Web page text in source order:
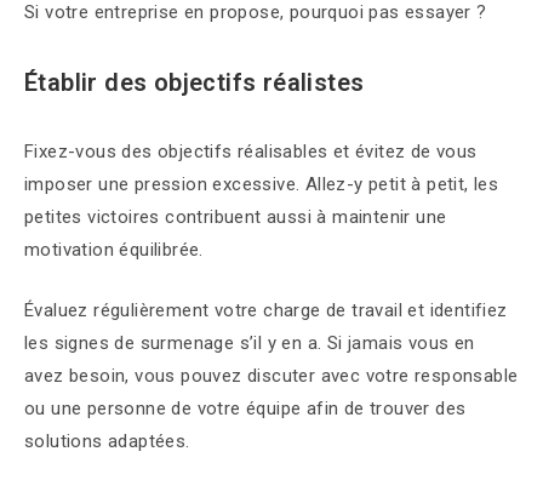
Si votre entreprise en propose, pourquoi pas essayer ?
Établir des objectifs réalistes
Fixez-vous des objectifs réalisables et évitez de vous
imposer une pression excessive. Allez-y petit à petit, les
petites victoires contribuent aussi à maintenir une
motivation équilibrée.
Évaluez régulièrement votre charge de travail et identifiez
les signes de surmenage s’il y en a. Si jamais vous en
avez besoin, vous pouvez discuter avec votre responsable
ou une personne de votre équipe afin de trouver des
solutions adaptées.